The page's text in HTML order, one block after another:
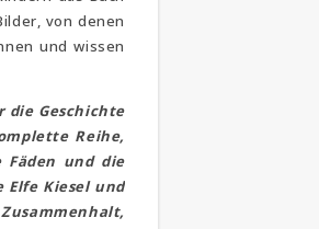
von denen
und wissen
die Geschichte
Reihe,
Fäden und die
Kiesel und